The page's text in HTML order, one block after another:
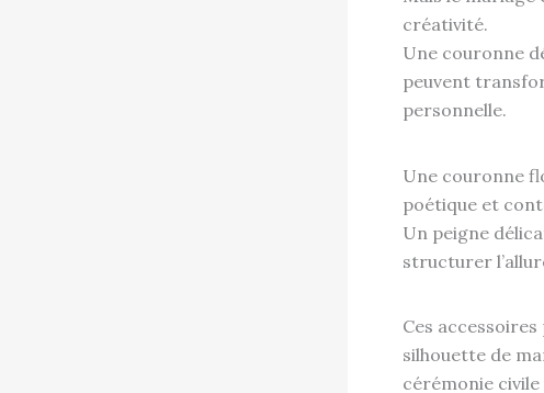
créativité.
Une couronne
peuvent
personnelle.
Une couronne
poétique et
Un peigne
structurer
Ces
silhouette de
cérémonie